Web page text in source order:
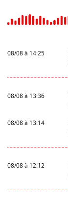
08/08 à 14:25
08/08 à 13:36
08/08 à 13:14
08/08 à 12:12